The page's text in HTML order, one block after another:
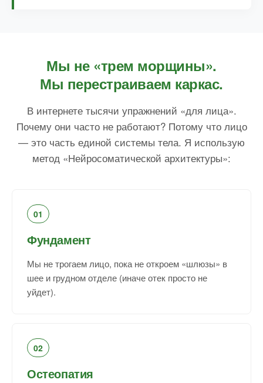
Мы не «трем морщины».
Мы перестраиваем каркас.
В интернете тысячи упражнений «для лица».
Почему они часто не работают? Потому что лицо
— это часть единой системы тела. Я использую
метод «Нейросоматической архитектуры»:
01
Фундамент
Мы не трогаем лицо, пока не откроем «шлюзы» в
шее и грудном отделе (иначе отек просто не
уйдет).
02
Остеопатия